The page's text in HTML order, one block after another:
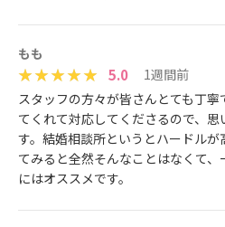
もも
5.0
1週間前
スタッフの方々が皆さんとても丁
てくれて対応してくださるので、
す。結婚相談所というとハードル
てみると全然そんなことはなくて
にはオススメです。